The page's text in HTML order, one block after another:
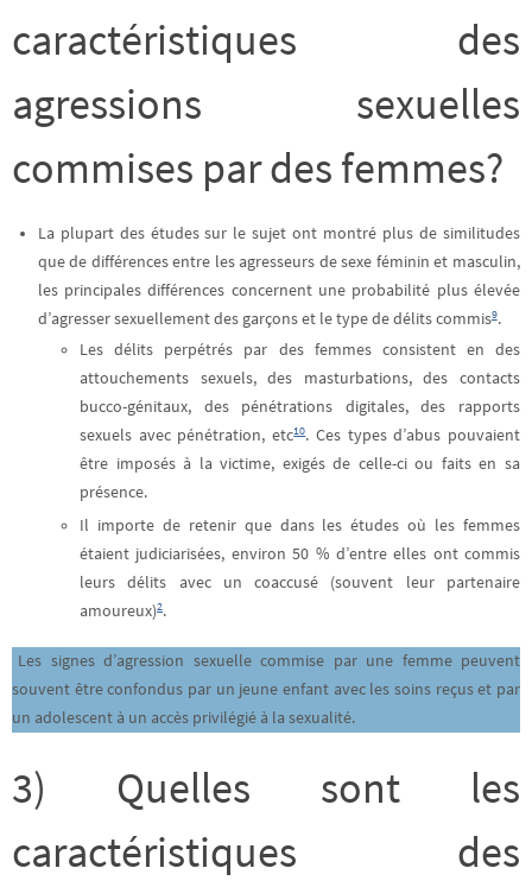
caractéristiques des
agressions sexuelles
commises par des femmes?
La plupart des études sur le sujet ont montré plus de similitudes
que de différences entre les agresseurs de sexe féminin et masculin,
les principales différences concernent une probabilité plus élevée
d’agresser sexuellement des garçons et le type de délits commis9.
Les délits perpétrés par des femmes consistent en des
attouchements sexuels, des masturbations, des contacts
bucco-génitaux, des pénétrations digitales, des rapports
sexuels avec pénétration, etc10. Ces types d’abus pouvaient
être imposés à la victime, exigés de celle-ci ou faits en sa
présence.
Il importe de retenir que dans les études où les femmes
étaient judiciarisées, environ 50 % d’entre elles ont commis
leurs délits avec un coaccusé (souvent leur partenaire
amoureux)2.
Les signes d’agression sexuelle commise par une femme peuvent
souvent être confondus par un jeune enfant avec les soins reçus et par
un adolescent à un accès privilégié à la sexualité.
3) Quelles sont les
caractéristiques des